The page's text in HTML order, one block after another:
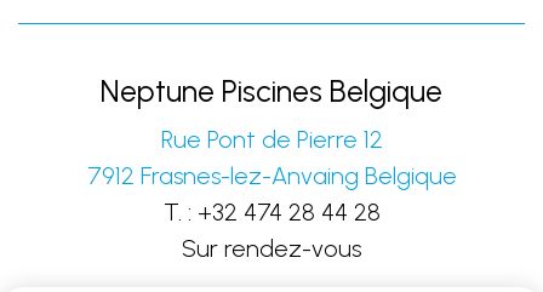
Neptune Piscines Belgique
Rue Pont de Pierre 12
7912 Frasnes-lez-Anvaing Belgique
T. : +32 474 28 44 28
Sur rendez-vous